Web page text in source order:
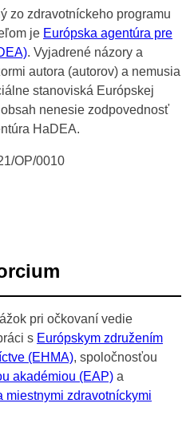
zo zdravotníckeho programu
je Európska agentúra pre
. Vyjadrené názory a
autora (autorov) a nemusia
stanoviská Európskej
nenesie zodpovednosť
HaDEA.
OP/0010
pri očkovaní vedie
s Európskym združením
(EHMA), spoločnosťou
akadémiou (EAP) a
miestnymi zdravotníckymi